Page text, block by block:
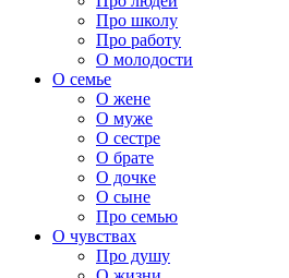
Про школу
Про работу
О молодости
О семье
О жене
О муже
О сестре
О брате
О дочке
О сыне
Про семью
О чувствах
Про душу